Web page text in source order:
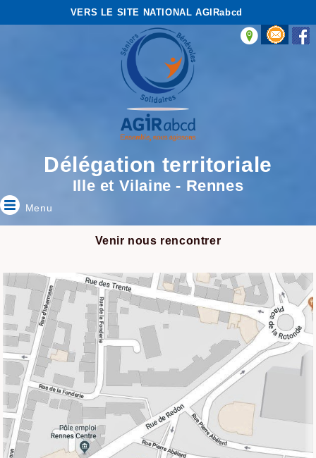
VERS LE SITE NATIONAL AGIRabcd
Délégation territoriale
Ille et Vilaine - Rennes
Menu
Venir nous rencontrer